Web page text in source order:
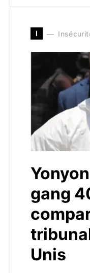
I
gang
Unis